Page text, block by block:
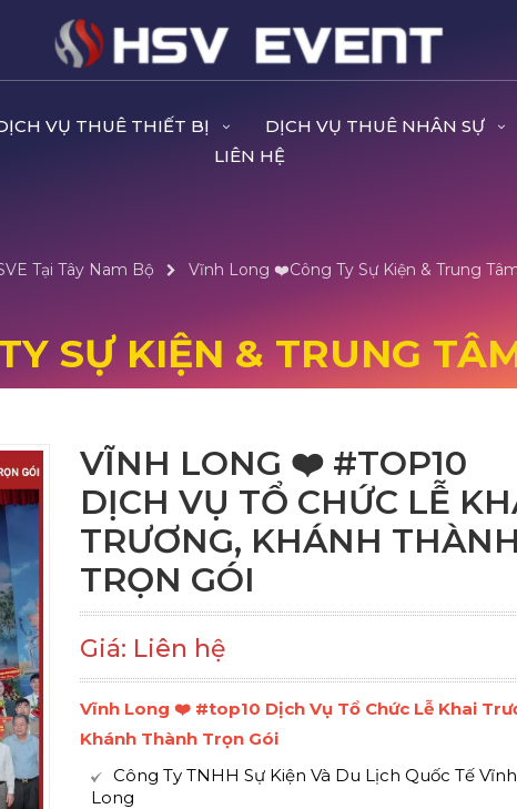
VỤ THUÊ THIẾT BỊ DỊCH VỤ THUÊ NHÂN SỰ
LIÊN HỆ
Tại Tây Nam Bộ Vĩnh Long ❤️️Công Ty Sự Kiện & Trung
SỰ KIỆN & TRUNG
VĨNH LONG ❤️️ #TOP10
DỊCH VỤ TỔ CHỨC LỄ
TRƯƠNG, KHÁNH THÀNH
TRỌN GÓI
Giá: Liên hệ
Vĩnh Long ❤️️ #top10 Dịch Vụ Tổ Chức Lễ Khai
Khánh Thành Trọn Gói
Công Ty TNHH Sự Kiện Và Du Lịch Quốc Tế Vĩnh
Long